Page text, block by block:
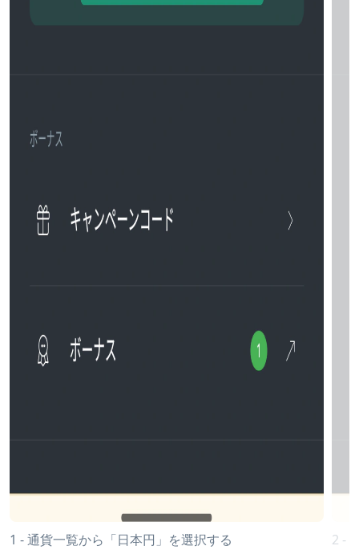
1 - 通貨一覧から「日本円」を選択する 2 -